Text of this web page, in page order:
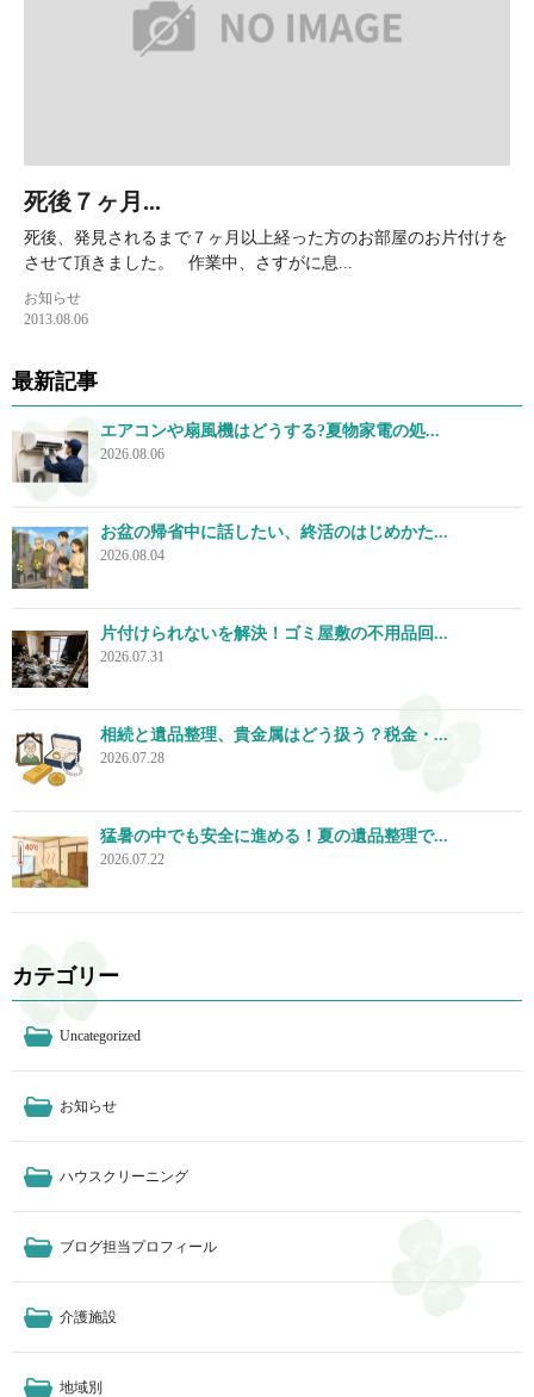
死後７ヶ月...
死後、発見されるまで７ヶ月以上経った方のお部屋のお片付けを
させて頂きました。 作業中、さすがに息...
お知らせ
2013.08.06
最新記事
エアコンや扇風機はどうする?夏物家電の処...
2026.08.06
お盆の帰省中に話したい、終活のはじめかた...
2026.08.04
片付けられないを解決！ゴミ屋敷の不用品回...
2026.07.31
相続と遺品整理、貴金属はどう扱う？税金・...
2026.07.28
猛暑の中でも安全に進める！夏の遺品整理で...
2026.07.22
カテゴリー
Uncategorized
お知らせ
ハウスクリーニング
ブログ担当プロフィール
介護施設
地域別